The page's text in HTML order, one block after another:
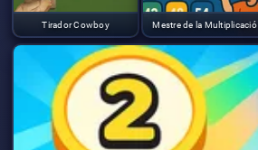
Tirador Cowboy Mestre de la Multiplicació